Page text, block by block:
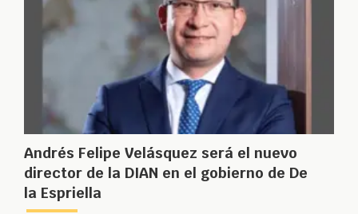
Andrés Felipe Velásquez será el nuevo
director de la DIAN en el gobierno de De
la Espriella